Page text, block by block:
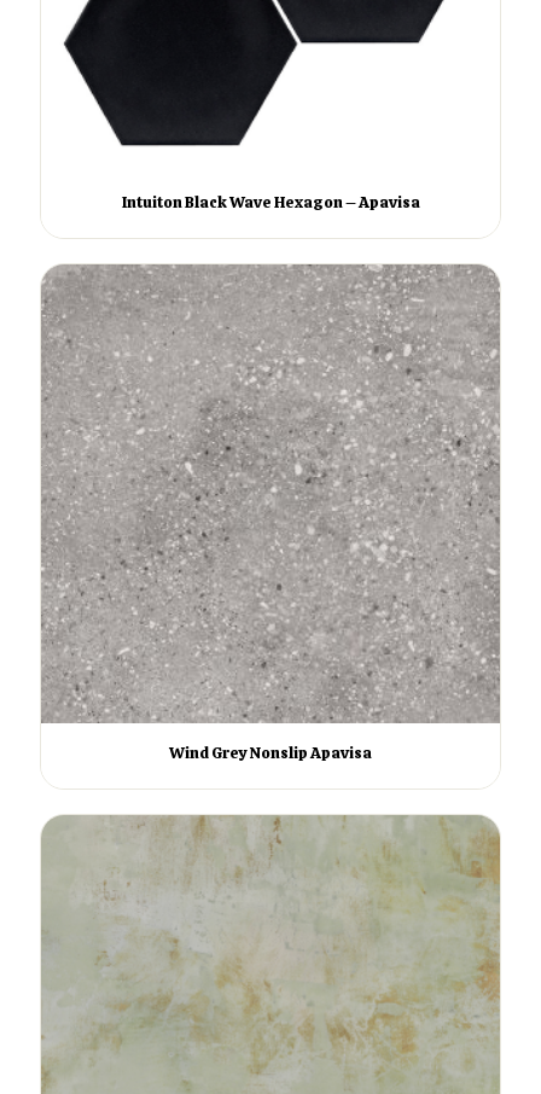
Intuiton Black Wave Hexagon – Apavisa
Wind Grey Nonslip Apavisa